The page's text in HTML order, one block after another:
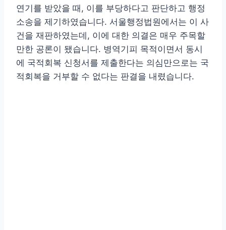
연기를 받았을 때, 이를 부당하다고 판단하고 행정
소송을 제기하였습니다. 서울행정법원에서는 이 사
건을 재판하였는데, 이에 대한 의결은 매우 주목할
만한 공론이 됐습니다. 병역기피 목적이면서 동시
에 국적회복 신청서를 제출한다는 의심만으로는 국
적회복을 거부할 수 없다는 판결을 내렸습니다.